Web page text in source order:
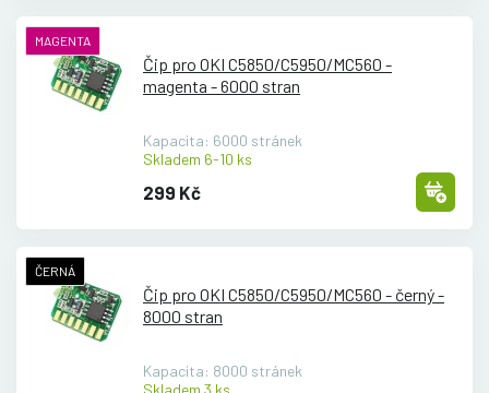
MAGENTA
Čip pro OKI C5850/C5950/MC560 -
magenta - 6000 stran
Kapacita: 6000 stránek
Skladem 6-10 ks
299 Kč
ČERNÁ
Čip pro OKI C5850/C5950/MC560 - černý -
8000 stran
Kapacita: 8000 stránek
Skladem 3 ks